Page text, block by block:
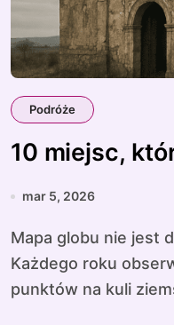
Podróże
10 miejsc,
mar 5, 2026
Mapa globu nie jest dziełem niezmiennym.
Każdego roku
punktów na kuli